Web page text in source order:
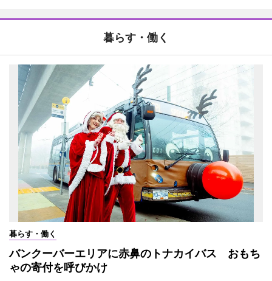
暮らす・働く
暮らす・働く
バンクーバーエリアに赤鼻のトナカイバス おもち
ゃの寄付を呼びかけ